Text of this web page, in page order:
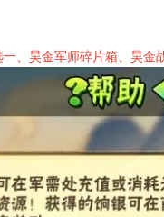
、昊金军师碎片箱、昊金